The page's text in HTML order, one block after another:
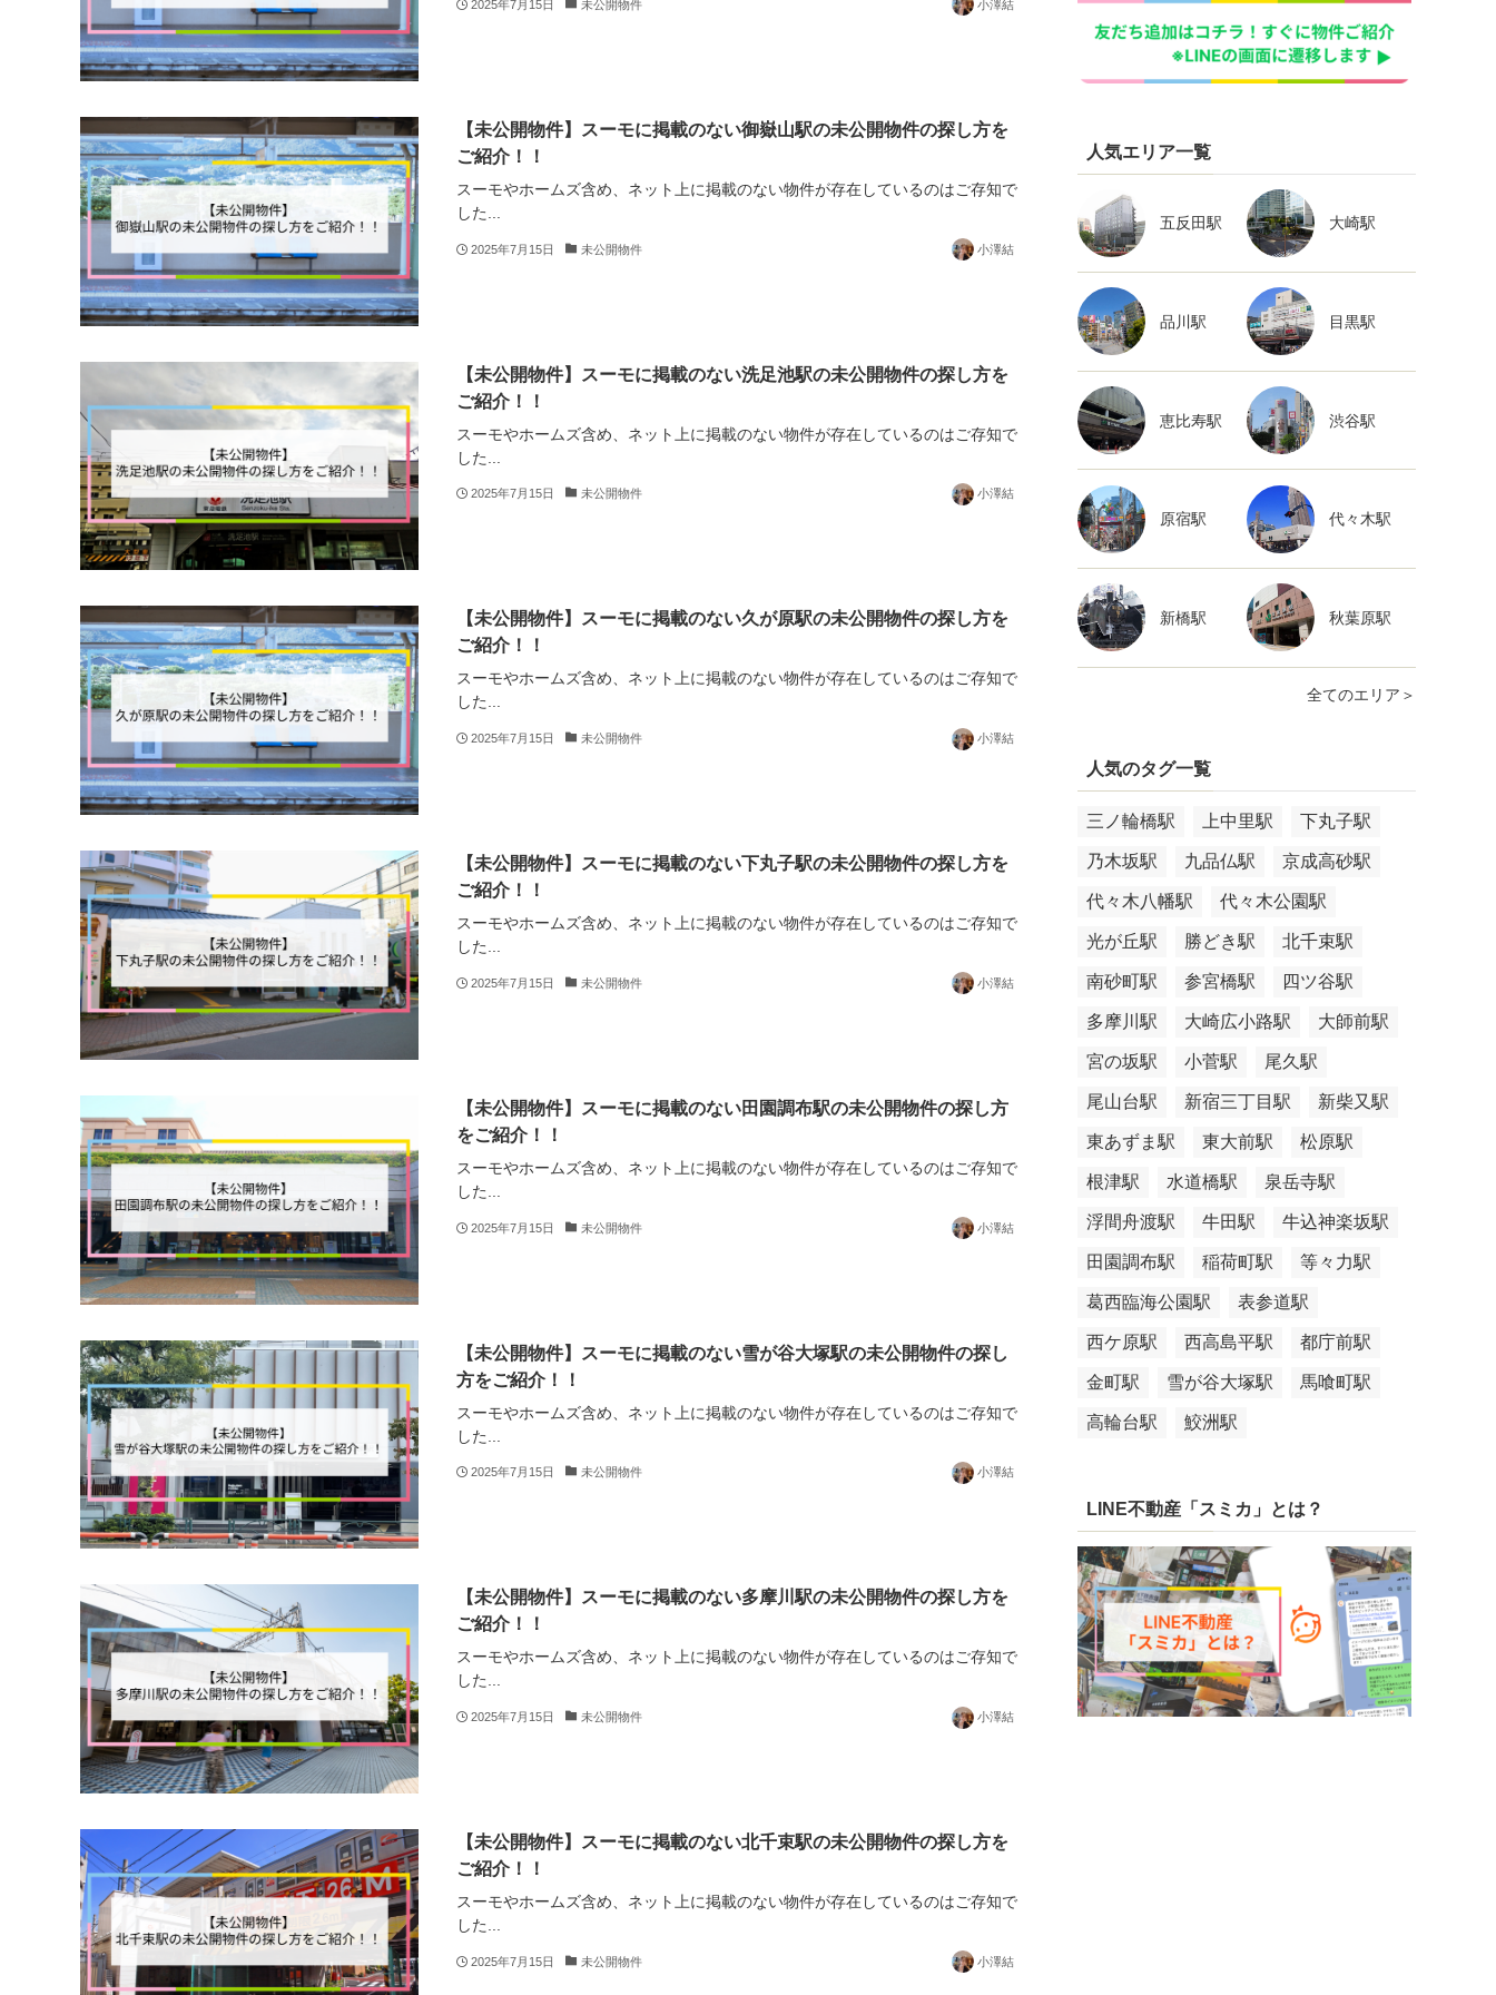
2025年7月15日 未公開物件 小澤結
【未公開物件】スーモに掲載のない御嶽山駅の未公開物件の探し方を
ご紹介！！
スーモやホームズ含め、ネット上に掲載のない物件が存在しているのはご存知で
した...
2025年7月15日 未公開物件 小澤結
【未公開物件】スーモに掲載のない洗足池駅の未公開物件の探し方を
ご紹介！！
スーモやホームズ含め、ネット上に掲載のない物件が存在しているのはご存知で
した...
2025年7月15日 未公開物件 小澤結
【未公開物件】スーモに掲載のない久が原駅の未公開物件の探し方を
ご紹介！！
スーモやホームズ含め、ネット上に掲載のない物件が存在しているのはご存知で
した...
2025年7月15日 未公開物件 小澤結
【未公開物件】スーモに掲載のない下丸子駅の未公開物件の探し方を
ご紹介！！
スーモやホームズ含め、ネット上に掲載のない物件が存在しているのはご存知で
した...
2025年7月15日 未公開物件 小澤結
【未公開物件】スーモに掲載のない田園調布駅の未公開物件の探し方
をご紹介！！
スーモやホームズ含め、ネット上に掲載のない物件が存在しているのはご存知で
した...
2025年7月15日 未公開物件 小澤結
【未公開物件】スーモに掲載のない雪が谷大塚駅の未公開物件の探し
方をご紹介！！
スーモやホームズ含め、ネット上に掲載のない物件が存在しているのはご存知で
した...
2025年7月15日 未公開物件 小澤結
【未公開物件】スーモに掲載のない多摩川駅の未公開物件の探し方を
ご紹介！！
スーモやホームズ含め、ネット上に掲載のない物件が存在しているのはご存知で
した...
2025年7月15日 未公開物件 小澤結
【未公開物件】スーモに掲載のない北千束駅の未公開物件の探し方を
ご紹介！！
スーモやホームズ含め、ネット上に掲載のない物件が存在しているのはご存知で
した...
2025年7月15日 未公開物件 小澤結
人気エリア一覧
五反田駅 大崎駅
品川駅 目黒駅
恵比寿駅 渋谷駅
原宿駅 代々木駅
新橋駅 秋葉原駅
全てのエリア＞
人気のタグ一覧
三ノ輪橋駅 上中里駅 下丸子駅
乃木坂駅 九品仏駅 京成高砂駅
代々木八幡駅 代々木公園駅
光が丘駅 勝どき駅 北千束駅
南砂町駅 参宮橋駅 四ツ谷駅
多摩川駅 大崎広小路駅 大師前駅
宮の坂駅 小菅駅 尾久駅
尾山台駅 新宿三丁目駅 新柴又駅
東あずま駅 東大前駅 松原駅
根津駅 水道橋駅 泉岳寺駅
浮間舟渡駅 牛田駅 牛込神楽坂駅
田園調布駅 稲荷町駅 等々力駅
葛西臨海公園駅 表参道駅
西ケ原駅 西高島平駅 都庁前駅
金町駅 雪が谷大塚駅 馬喰町駅
高輪台駅 鮫洲駅
LINE不動産「スミカ」とは？